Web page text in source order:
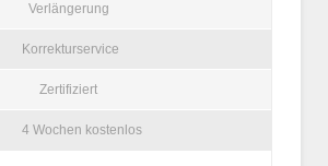
Verlängerung
Korrekturservice
Zertifiziert
4 Wochen kostenlos